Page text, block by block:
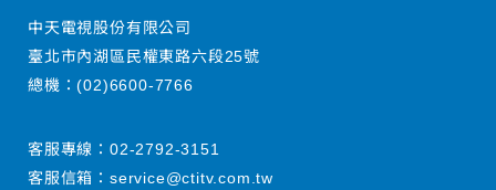
中天電視股份有限公司
臺北市內湖區民權東路六段25號
總機：(02)6600-7766
客服專線： 02-2792-3151
客服信箱： service@ctitv.com.tw